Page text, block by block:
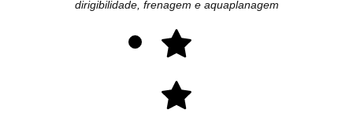
dirigibilidade, frenagem e aquaplanagem